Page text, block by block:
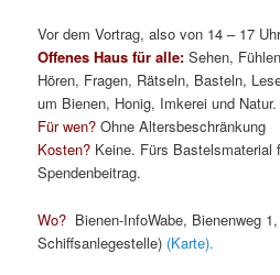
Vor dem Vortrag, also von 14 – 17
Offenes Haus für alle:Sehen,
Hören, Fragen, Rätseln, Basteln,
um Bienen, Honig, Imkerei und Natur.
Für wen? Ohne Altersbeschränkung
Kosten? Keine. Fürs Bastelsmaterial
Spendenbeitrag.
Wo? Bienen-InfoWabe, Bienenweg
Schiffsanlegestelle) (Karte).